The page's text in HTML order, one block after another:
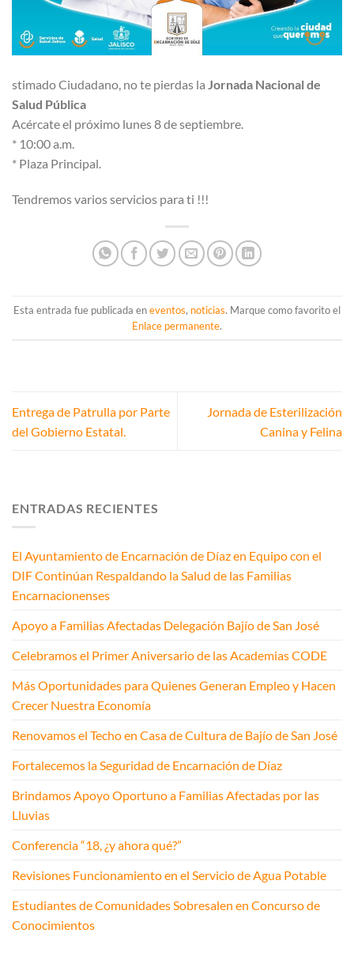
stimado Ciudadano, no te pierdas la Jornada Nacional de
Salud Pública
Acércate el próximo lunes 8 de septiembre.
* 10:00 a.m.
* Plaza Principal.
Tendremos varios servicios para ti !!!
Esta entrada fue publicada eneventos, noticias. Marque como favorito el
Enlace permanente.
Entrega de Patrulla por Parte
del Gobierno Estatal.
Jornada de Esterilización
Canina y Felina
ENTRADAS RECIENTES
El Ayuntamiento de Encarnación de Díaz en Equipo con el
DIF Continúan Respaldando la Salud de las Familias
Encarnacionenses
Apoyo a Familias Afectadas Delegación Bajío de San José
Celebramos el Primer Aniversario de las Academias CODE
Más Oportunidades para Quienes Generan Empleo y Hacen
Crecer Nuestra Economía
Renovamos el Techo en Casa de Cultura de Bajío de San José
Fortalecemos la Seguridad de Encarnación de Díaz
Brindamos Apoyo Oportuno a Familias Afectadas por las
Lluvias
Conferencia “18, ¿y ahora qué?”
Revisiones Funcionamiento en el Servicio de Agua Potable
Estudiantes de Comunidades Sobresalen en Concurso de
Conocimientos